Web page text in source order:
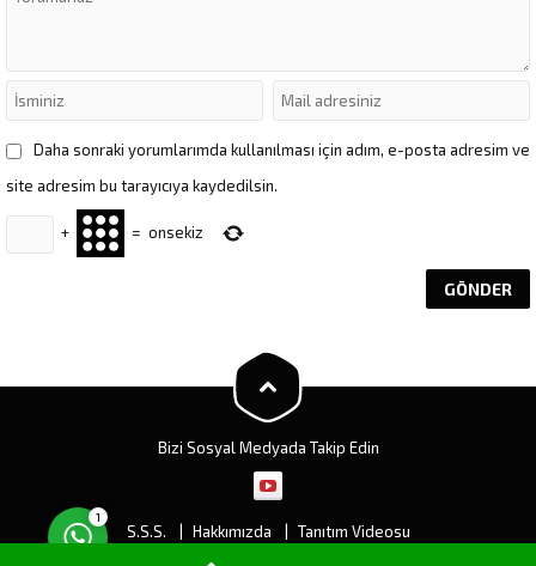
Daha sonraki yorumlarımda kullanılması için adım, e-posta adresim ve
site adresim bu tarayıcıya kaydedilsin.
+ = onsekiz
Bizi Sosyal Medyada Takip Edin
S.S.S. Hakkımızda Tanıtım Videosu
Cevap Yaz
1